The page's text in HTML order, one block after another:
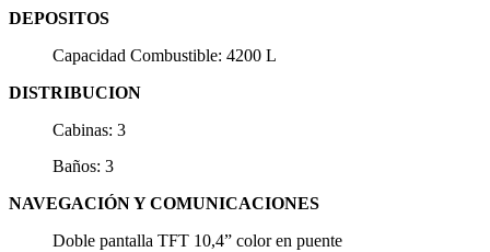
DEPOSITOS
Capacidad Combustible: 4200 L
DISTRIBUCION
Cabinas: 3
Baños: 3
NAVEGACIÓN Y COMUNICACIONES
Doble pantalla TFT 10,4” color en puente